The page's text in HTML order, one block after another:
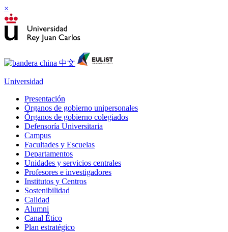
×
Universidad
Presentación
Órganos de gobierno unipersonales
Órganos de gobierno colegiados
Defensoría Universitaria
Campus
Facultades y Escuelas
Departamentos
Unidades y servicios centrales
Profesores e investigadores
Institutos y Centros
Sostenibilidad
Calidad
Alumni
Canal Ético
Plan estratégico